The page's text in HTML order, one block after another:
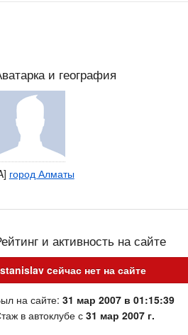
и география
город Алматы
и активность на сайте
stanislav cейчас нет на сайте
на сайте: 31 мар 2007 в 01:15:39
в автоклубе с31 мар 2007 г.